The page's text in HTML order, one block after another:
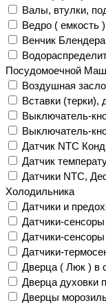
Валы, втулки,
Ведро ( емкость
Венчик Блендера
Посудомоечной
Воздушная
Вставки (терки),
Выключатель-
Выключатель-
Датчик NTC
Датчик
Датчики NTC,
Холодильника
Датчики и
Датчики-
Датчики-
Датчики-
Дверца ( Люк ) в
Дверца духовки
Дверцы